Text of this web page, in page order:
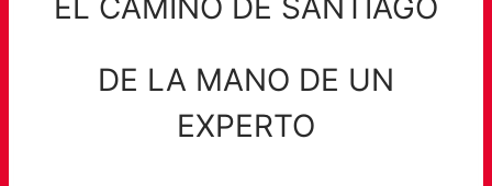
EL CAMINO DE SANTIAGO
DE LA MANO DE UN
EXPERTO